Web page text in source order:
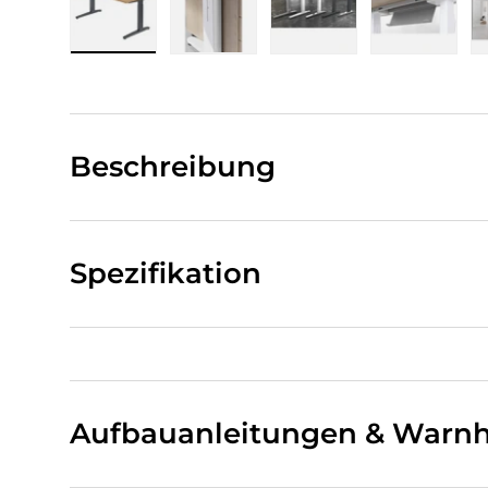
Beschreibung
Spezifikation
Aufbauanleitungen &